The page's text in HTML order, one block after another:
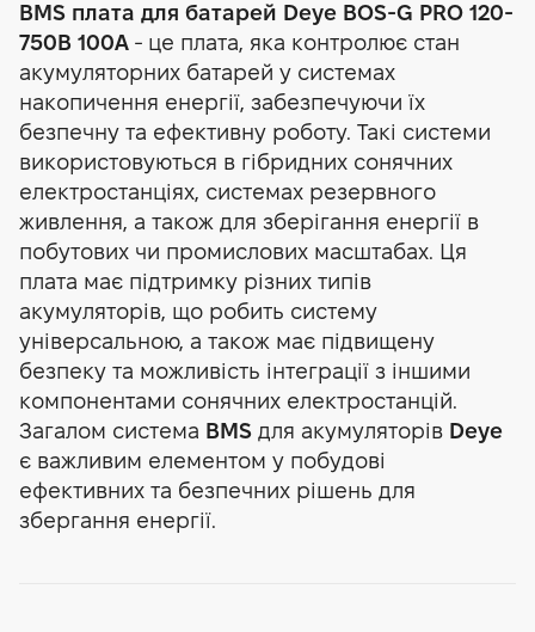
BMS плата для батарей Deye BOS-G PRO 120-
750В 100A - це плата, яка контролює стан
акумуляторних батарей у системах
накопичення енергії, забезпечуючи їх
безпечну та ефективну роботу. Такі системи
використовуються в гібридних сонячних
електростанціях, системах резервного
живлення, а також для зберігання енергії в
побутових чи промислових масштабах. Ця
плата має підтримку різних типів
акумуляторів, що робить систему
універсальною, а також має підвищену
безпеку та можливість інтеграції з іншими
компонентами сонячних електростанцій.
Загалом система BMS для акумуляторів Deye
є важливим елементом у побудові
ефективних та безпечних рішень для
збергання енергії.